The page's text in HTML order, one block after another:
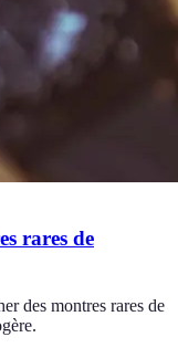
rares de
des montres rares de